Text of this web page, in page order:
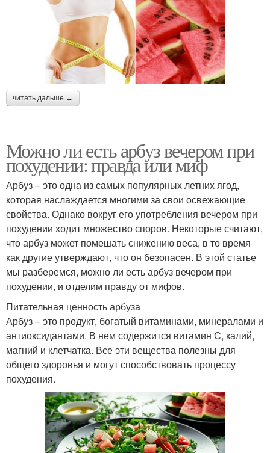
читать дальше →
Можно ли есть арбуз вечером при
похудении: правда или миф
Арбуз – это одна из самых популярных летних ягод,
которая наслаждается многими за свои освежающие
свойства. Однако вокруг его употребления вечером при
похудении ходит множество споров. Некоторые считают,
что арбуз может помешать снижению веса, в то время
как другие утверждают, что он безопасен. В этой статье
мы разберемся, можно ли есть арбуз вечером при
похудении, и отделим правду от мифов.
Питательная ценность арбуза
Арбуз – это продукт, богатый витаминами, минералами и
антиоксидантами. В нем содержится витамин С, калий,
магний и клетчатка. Все эти вещества полезны для
общего здоровья и могут способствовать процессу
похудения.